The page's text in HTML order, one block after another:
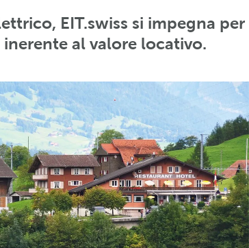
EIT.swiss si impegna per
al valore locativo.